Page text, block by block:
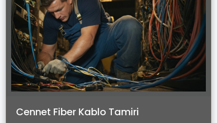
Cennet Fiber Kablo Tamiri